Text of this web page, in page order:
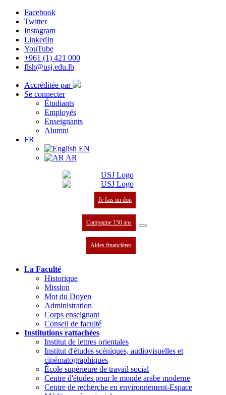
Facebook
Twitter
Instagram
LinkedIn
YouTube
+961 (1) 421 000
flsh@usj.edu.lb
Accréditée par
Se connecter
Étudiants
Employés
Enseignants
Alumni
FR
EN
AR
Je fais un don
Campagne 150 ans
Aides financières
La Faculté
Historique
Mission
Mot du Doyen
Administration
Corps enseignant
Conseil de faculté
Institutions rattachées
Institut de lettres orientales
Institut d'études scéniques, audiovisuelles et
cinématographiques
École supérieure de travail social
Centre d'études pour le monde arabe moderne
Centre de recherche en environnement-Espace